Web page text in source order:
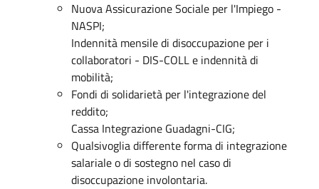
Nuova Assicurazione Sociale per l'Impiego -
NASPI;
Indennità mensile di disoccupazione per i
collaboratori - DIS-COLL e indennità di
mobilità;
Fondi di solidarietà per l'integrazione del
reddito;
Cassa Integrazione Guadagni-CIG;
Qualsivoglia differente forma di integrazione
salariale o di sostegno nel caso di
disoccupazione involontaria.